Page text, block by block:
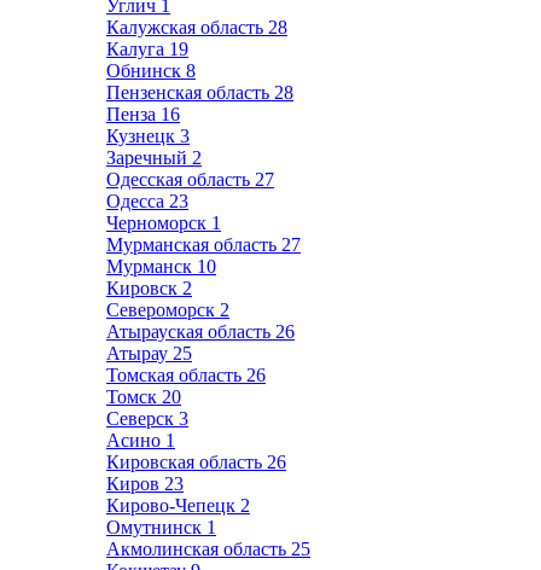
Углич 1
Калужская область 28
Калуга 19
Обнинск 8
Пензенская область 28
Пенза 16
Кузнецк 3
Заречный 2
Одесская область 27
Одесса 23
Черноморск 1
Мурманская область 27
Мурманск 10
Кировск 2
Североморск 2
Атырауская область 26
Атырау 25
Томская область 26
Томск 20
Северск 3
Асино 1
Кировская область 26
Киров 23
Кирово-Чепецк 2
Омутнинск 1
Акмолинская область 25